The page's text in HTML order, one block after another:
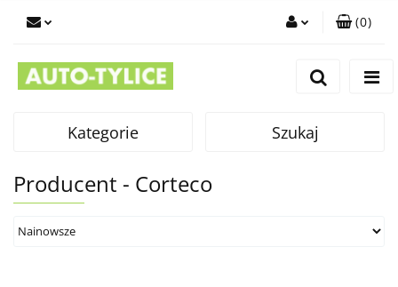
(0)
Kategorie Szukaj
Producent - Corteco